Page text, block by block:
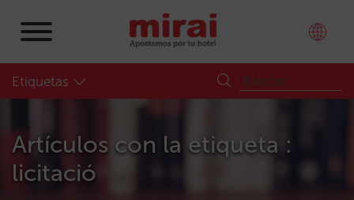
Etiquetas
Artículos con la etiqueta :
licitació